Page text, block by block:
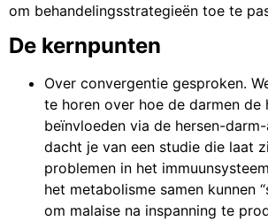
om behandelingsstrategieën toe te
De kernpunten
Over convergentie gesproken.
te horen over hoe de darmen de
beïnvloeden via de hersen-
dacht je van een studie die laat
problemen in het
het metabolisme samen kunnen
om malaise na inspanning te